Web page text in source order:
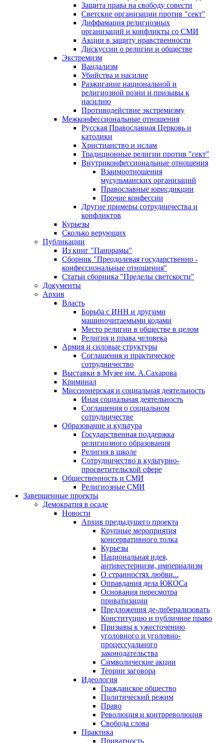
Защита права на свободу совести
Светские организации против "сект"
Диффамация религиозных
организаций и конфликты со СМИ
Акции в защиту нравственности
Дискуссии о религии и обществе
Экстремизм
Вандализм
Убийства и насилие
Разжигание национальной и
религиозной розни и призывы к
насилию
Противодействие экстремизму
Межконфессиональные отношения
Русская Православная Церковь и
католики
Христианство и ислам
Традиционные религии против "сект"
Внутриконфессиональные отношения
Взаимоотношения
мусульманских организаций
Православные юрисдикции
Прочие конфессии
Другие примеры сотрудничества и
конфликтов
Курьезы
Сколько верующих
Публикации
Из книг "Панорамы"
Сборник "Преодолевая государственно -
конфессиональные отношения"
Статьи сборника "Пределы светскости"
Документы
Архив
Власть
Борьба с ИНН и другими
машиночитаемыми кодами
Место религии в обществе в целом
Религия и права человека
Армия и силовые структуры
Соглашения и практическое
сотрудничество
Выставки в Музее им. А.Сахарова
Криминал
Миссионерская и социальная деятельность
Иная социальная деятельность
Соглашения о социальном
сотрудничестве
Образование и культура
Государственная поддержка
религиозного образования
Религия в школе
Сотрудничество в культурно-
просветительской сфере
Общественность и СМИ
Религиозные СМИ
Завершенные проекты
Демократия в осаде
Новости
Архив предыдущего проекта
Крупные мероприятия
консервативного толка
Курьезы
Национальная идея,
антивестернизм, империализм
О странностях любви...
Оправдания дела ЮКОСа
Основания пересмотра
приватизации
Предложения де-либерализовать
Конституцию и публичное право
Призывы к ужесточению
уголовного и уголовно-
процессуального
законодательства
Символические акции
Теории заговора
Идеология
Гражданское общество
Политический режим
Право
Революция и контрреволюция
Свобода слова
Практика
Приватность